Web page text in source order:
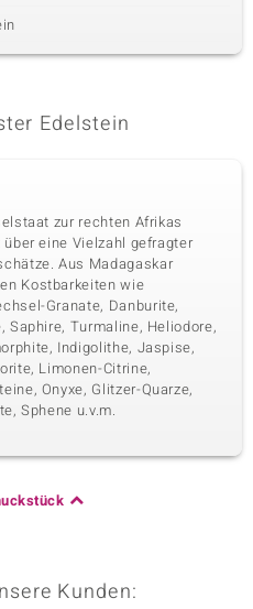
Edelstein
zur rechten Afrikas
eine Vielzahl gefragter
Aus Madagaskar
Kostbarkeiten wie
Granate, Danburite,
Saphire, Turmaline, Heliodore,
Indigolithe, Jaspise,
Limonen-Citrine,
Onyxe, Glitzer-Quarze,
Sphene u.v.m.
Kunden: